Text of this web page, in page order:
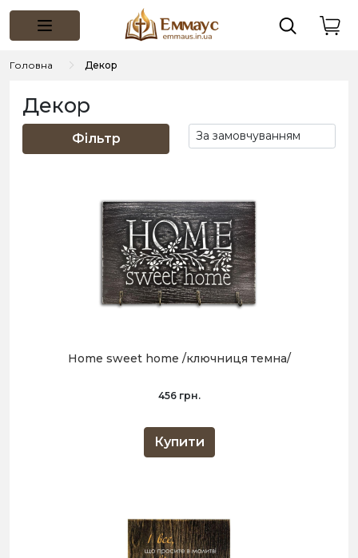
Головна Декор
Декор
Фільтр
Home sweet home /ключниця темна/
456 грн.
Купити